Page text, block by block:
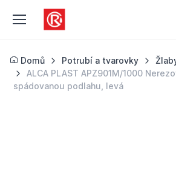
Domů Potrubí a tvarovky
ALCA PLAST APZ901M/1000
spádovanou podlahu, levá